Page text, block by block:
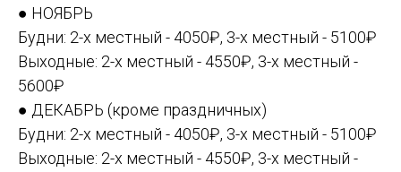
● НОЯБРЬ
Будни: 2-х местный - 4050₽, 3-х местный - 5100₽
Выходные: 2-х местный - 4550₽, 3-х местный -
5600₽
● ДЕКАБРЬ (кроме праздничных)
Будни: 2-х местный - 4050₽, 3-х местный - 5100₽
Выходные: 2-х местный - 4550₽, 3-х местный -